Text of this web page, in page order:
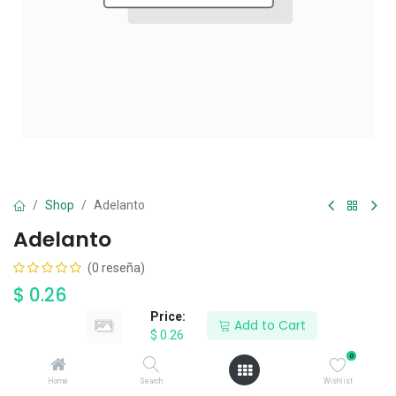
Price:
$ 0.26
Add to Cart
Home Search
0
Wishlist
Shop Adelanto
Adelanto
(0 reseña)
$ 0.26
RESERVE AHORA